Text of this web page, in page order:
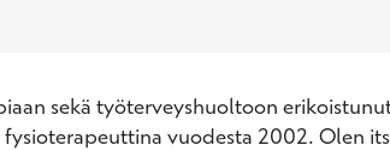
sekä työterveyshuoltoon
vuodesta 2002. Olen